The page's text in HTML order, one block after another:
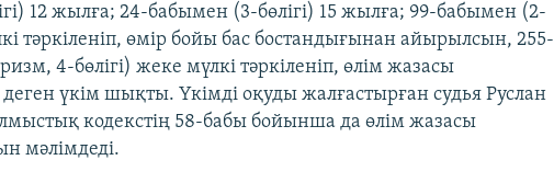
12 жылға; 24-бабымен (3-бөлігі) 15 жылға; 99-бабымен (2-
тәркіленіп, өмір бойы бас бостандығынан айырылсын, 255-
4-бөлігі) жеке мүлкі тәркіленіп, өлім жазасы
үкім шықты. Үкімді оқуды жалғастырған судья Руслан
кодекстің 58-бабы бойынша да өлім жазасы
мәлімдеді.